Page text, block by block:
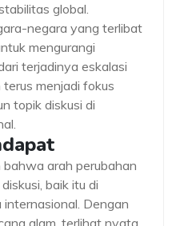
global.
negara yang terlibat
mengurangi
terjadinya eskalasi
terus menjadi fokus
topik diskusi di
arah perubahan
baik itu di
internasional. Dengan
alam, terlihat nyata